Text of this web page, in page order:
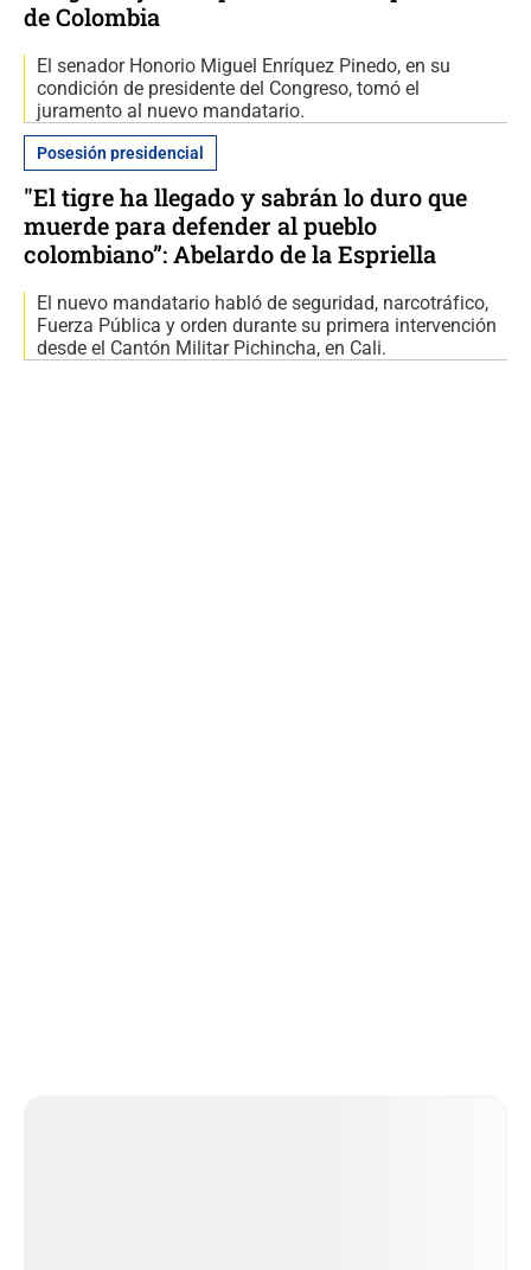
de Colombia
El senador Honorio Miguel Enríquez Pinedo, en su
condición de presidente del Congreso, tomó el
juramento al nuevo mandatario.
Posesión presidencial
"El tigre ha llegado y sabrán lo duro que
muerde para defender al pueblo
colombiano”: Abelardo de la Espriella
El nuevo mandatario habló de seguridad, narcotráfico,
Fuerza Pública y orden durante su primera intervención
desde el Cantón Militar Pichincha, en Cali.